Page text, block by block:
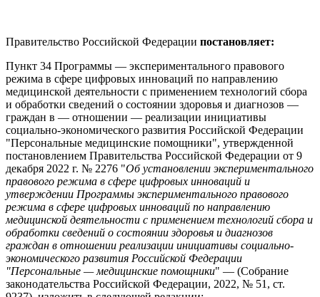
Правительство Российской Федерации постановляет:
Пункт 34 Программы — экспериментального правового
режима в сфере цифровых инноваций по направлению
медицинской деятельности с применением технологий сбора
и обработки сведений о состоянии здоровья и диагнозов —
граждан в — отношении — реализации инициативы
социально-экономического развития Российской Федерации
"Персональные медицинские помощники", утвержденной
постановлением Правительства Российской Федерации от 9
декабря 2022 г. № 2276 "Об установлении экспериментального
правового режима в сфере цифровых инноваций и
утверждении Программы экспериментального правового
режима в сфере цифровых инноваций по направлению
медицинской деятельности с применением технологий сбора и
обработки сведений о состоянии здоровья и диагнозов
граждан в отношении реализации инициативы социально-
экономического развития Российской Федерации
"Персональные — медицинские помощники" — (Собрание
законодательства Российской Федерации, 2022, № 51, ст.